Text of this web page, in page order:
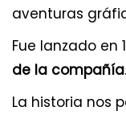
aventuras
Fue lanzado en
de la compañía.
La historia nos